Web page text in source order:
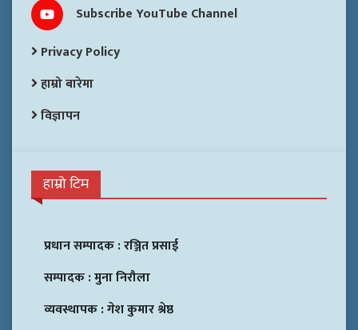
Subscribe YouTube Channel
Privacy Policy
हाम्रो बारेमा
विज्ञापन
हाम्रो टिम
प्रधान सम्पादक :रञ्जित प्रसाई
सम्पादक :मुना निरौला
व्यवस्थापक :गेश कुमार श्रेष्ठ